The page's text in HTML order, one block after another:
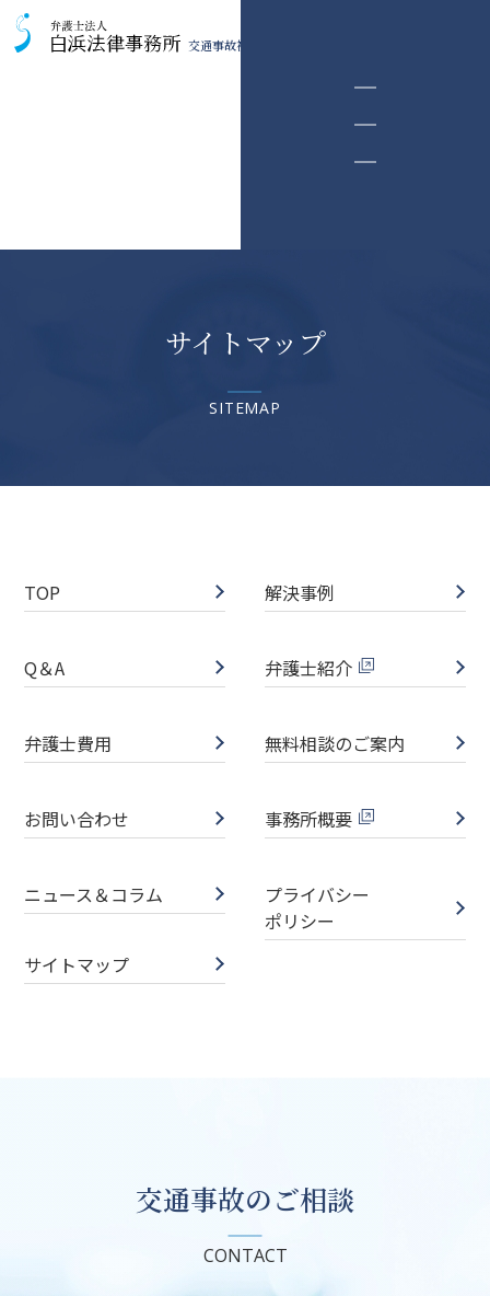
交通事故被害者のための相談室
サイトマップ
SITEMAP
TOP 解決事例
Q＆A 弁護士紹介
弁護士費用 無料相談のご案内
お問い合わせ 事務所概要
ニュース＆コラム
プライバシー
ポリシー
サイトマップ
交通事故のご相談
CONTACT